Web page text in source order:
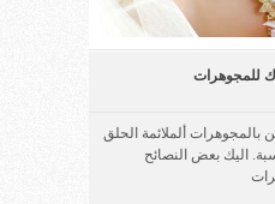
للمجوهرات
ألملائمة الحلق
اليك بعض النصائح